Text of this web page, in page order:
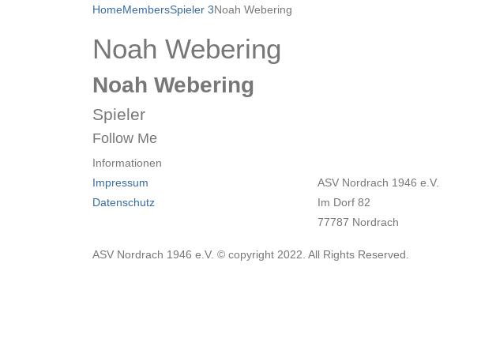
HomeMembersSpieler 3Noah Webering
Noah Webering
Noah Webering
Spieler
Follow Me
Informationen
Impressum
Datenschutz
ASV Nordrach 1946 e.V.
Im Dorf 82
77787 Nordrach
ASV Nordrach 1946 e.V. © copyright 2022. All Rights Reserved.